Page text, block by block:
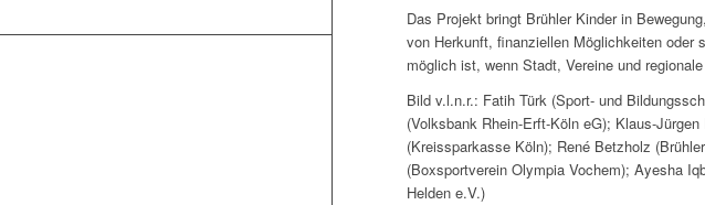
Das Projekt bringt Brühler Kinder in
von Herkunft, finanziellen Möglichkeiten oder
möglich ist, wenn Stadt, Vereine und
Bild v.l.n.r.: Fatih Türk (Sport- und
(Volksbank Rhein-Erft-Köln eG); Klaus-
(Kreissparkasse Köln); René Betzholz
(Boxsportverein Olympia Vochem); Ayesha
Helden e.V.)